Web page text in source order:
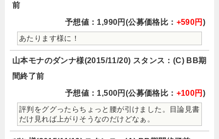
前
予想値：1,990円(公募価格比： +590円 )
あたります様に！
山本モナのダンナ様(2015/11/20) スタンス：(C) BB期
間終了前
予想値：1,500円(公募価格比： +100円 )
評判をググったらちょっと腰が引けました。目論見書
だけ見れば上がりそうなのだけどなぁ。